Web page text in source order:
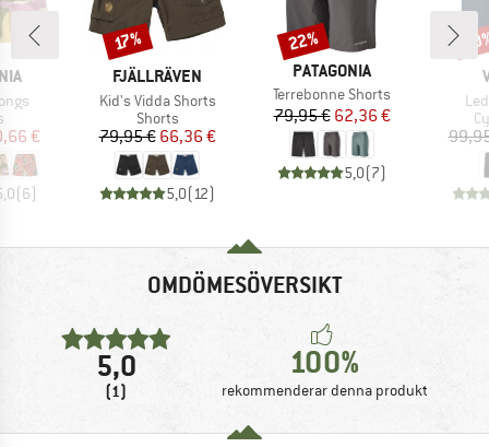
pris
€
(6)
VARUMÄRKE
FJÄLLRÄVEN
Produkter
Kid's Vidda Shorts
Produktgrupp
Shorts
Pris
79,95 €Reducerat pris
66,36 €
5,0(12)
Rabatt
17%
VARUMÄRKE
PATAGONIA
Produkter
Terrebonne Shorts
Pris
79,95 €Reducerat pris
62,36 €
5,0(7)
Rabatt
22%
OMDÖMESÖVERSIKT
5,0
(1)
100%
rekommenderar denna produkt